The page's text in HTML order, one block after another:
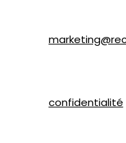
confidentialité